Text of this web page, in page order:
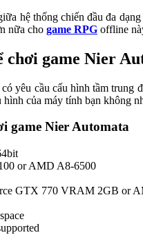
hệ thống chiến đầu đa
nữa cho game RPG offline
chơi game Nier
yêu cầu cấu hình tầm
của máy tính bạn không
game Nier Automata
or AMD A8-6500
GTX 770 VRAM 2GB or